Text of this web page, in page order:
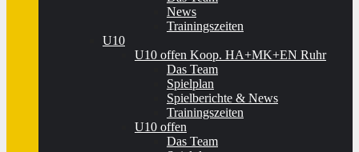
News
Trainingszeiten
U10
U10 offen Koop. HA+MK+EN Ruhr
Das Team
Spielplan
Spielberichte & News
Trainingszeiten
U10 offen
Das Team